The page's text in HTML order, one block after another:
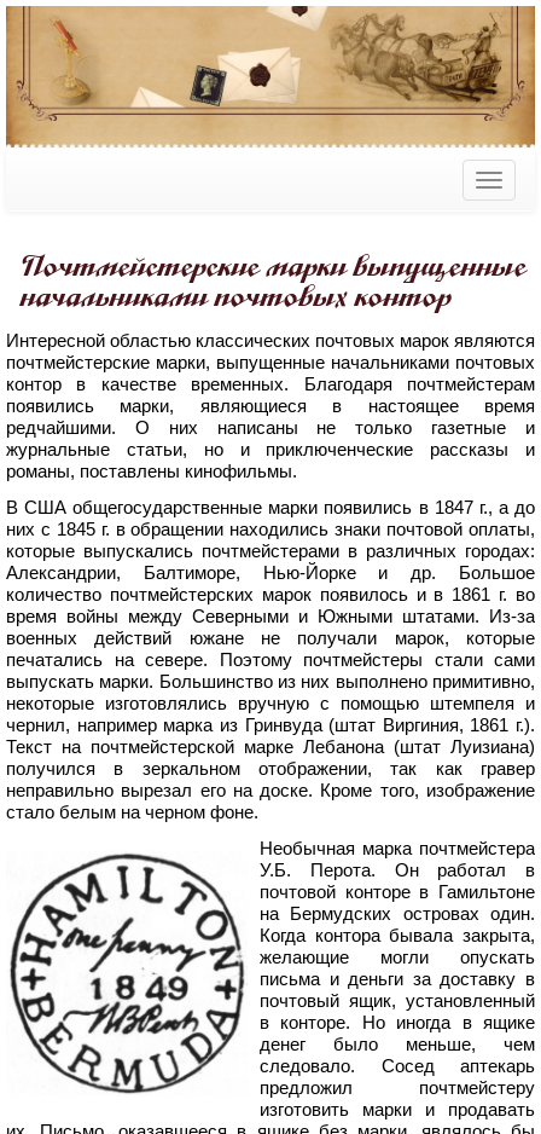
Почтмейстерские марки выпущенные
начальниками почтовых контор
Интересной областью классических почтовых марок являются
почтмейстерские марки, выпущенные начальниками почтовых
контор в качестве временных. Благодаря почтмейстерам
появились марки, являющиеся в настоящее время
редчайшими. О них написаны не только газетные и
журнальные статьи, но и приключенческие рассказы и
романы, поставлены кинофильмы.
В США общегосударственные марки появились в 1847 г., а до
них с 1845 г. в обращении находились знаки почтовой оплаты,
которые выпускались почтмейстерами в различных городах:
Александрии, Балтиморе, Нью-Йорке и др. Большое
количество почтмейстерских марок появилось и в 1861 г. во
время войны между Северными и Южными штатами. Из-за
военных действий южане не получали марок, которые
печатались на севере. Поэтому почтмейстеры стали сами
выпускать марки. Большинство из них выполнено примитивно,
некоторые изготовлялись вручную с помощью штемпеля и
чернил, например марка из Гринвуда (штат Виргиния, 1861 г.).
Текст на почтмейстерской марке Лебанона (штат Луизиана)
получился в зеркальном отображении, так как гравер
неправильно вырезал его на доске. Кроме того, изображение
стало белым на черном фоне.
Необычная марка почтмейстера
У.Б. Перота. Он работал в
почтовой конторе в Гамильтоне
на Бермудских островах один.
Когда контора бывала закрыта,
желающие могли опускать
письма и деньги за доставку в
почтовый ящик, установленный
в конторе. Но иногда в ящике
денег было меньше, чем
следовало. Сосед аптекарь
предложил почтмейстеру
изготовить марки и продавать